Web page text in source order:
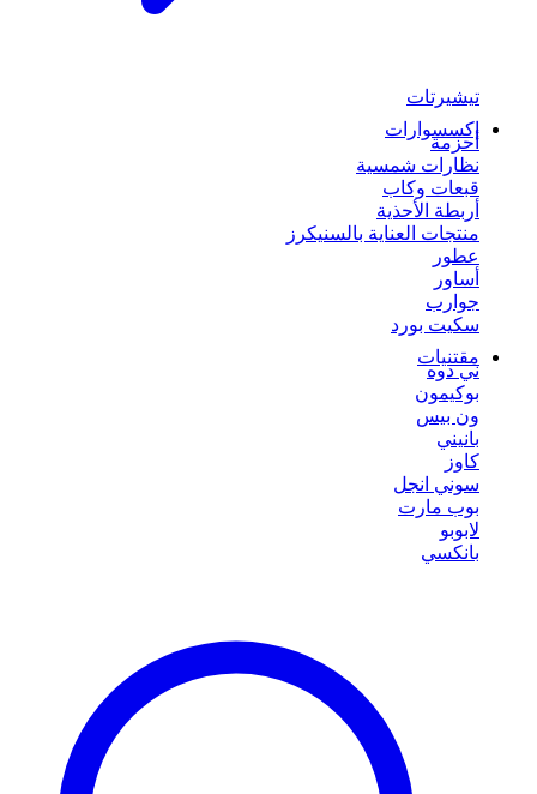
تيشيرتات
إكسسوارات
أحزمة
نظارات شمسية
قبعات وكاب
أربطة الأحذية
منتجات العناية بالسنيكرز
عطور
أساور
جوارب
سكيت بورد
مقتنيات
ني دوه
بوكيمون
ون بيس
بانيني
كاوز
سوني انجل
بوب مارت
لابوبو
بانكسي